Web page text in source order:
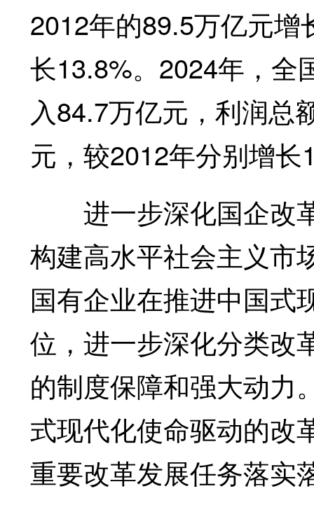
2012年的89.5万亿元
长13.8%。2024年，全
入84.7万亿元，利润总
元，较2012年分别增
进一步深化国企改革
构建高水平社会主义市
国有企业在推进中国式
位，进一步深化分类改
的制度保障和强大动力
式现代化使命驱动的改
重要改革发展任务落实